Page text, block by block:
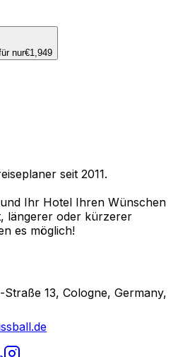
nur€1,949
seit 2011.
Ihr Hotel Ihren Wünschen
längerer oder kürzerer
es möglich!
Straße 13, Cologne, Germany,